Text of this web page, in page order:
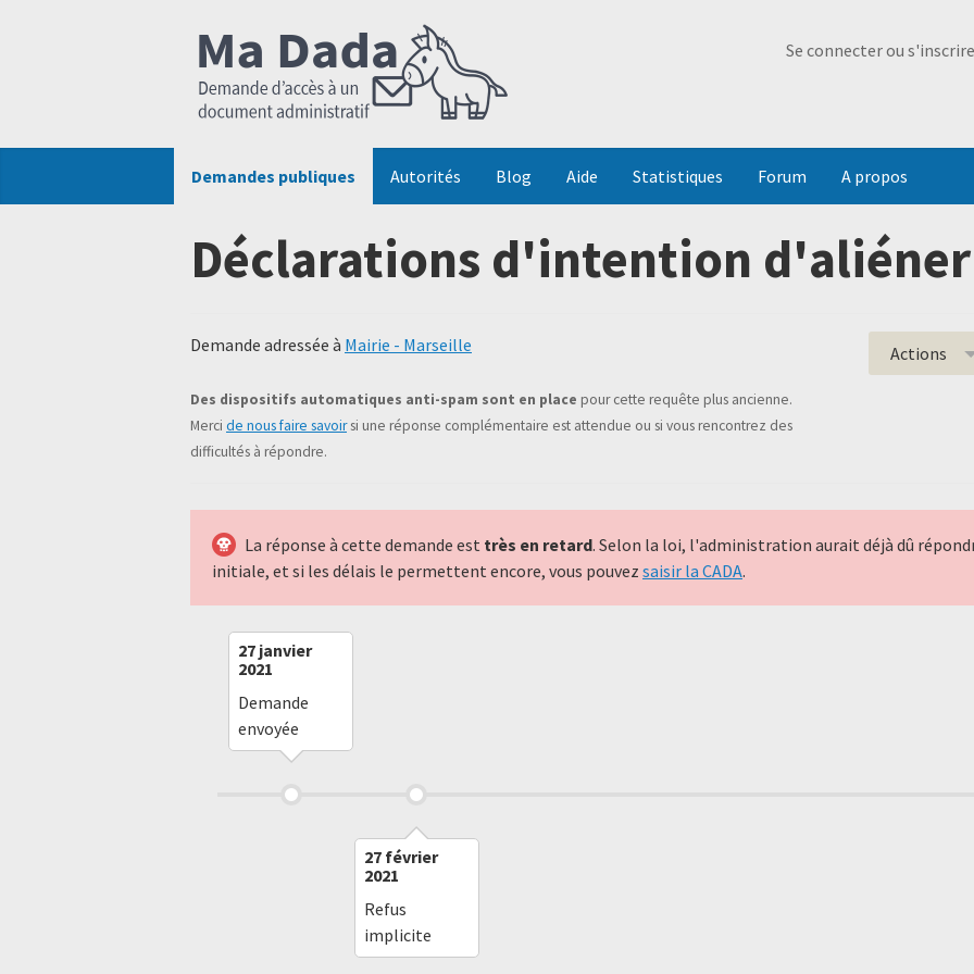
Se connecter ou s'inscrire
Demandes publiques Autorités Blog Aide Statistiques Forum A propos
Déclarations d'intention d'aliéner
Demande adressée à Mairie - Marseille
Des dispositifs automatiques anti-spam sont en place pour cette requête plus ancienne.
Merci de nous faire savoirsi une réponse complémentaire est attendue ou si vous rencontrez des
difficultés à répondre.
Actions
La réponse à cette demande est très en retard. Selon la loi, l'administration aurait déjà dû
initiale, et si les délais le permettent encore, vous pouvez saisir la CADA.
27 janvier
2021
Demande
envoyée
27 février
2021
Refus
implicite